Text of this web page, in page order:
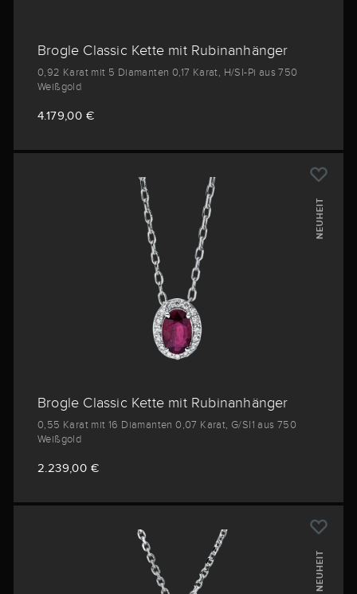
Brogle Classic Kette mit Rubinanhänger
0,92 Karat mit 5 Diamanten 0,17 Karat, H/SI-Pi aus 750
Weißgold
4.179,00 €
NEUHEIT
Brogle Classic Kette mit Rubinanhänger
0,55 Karat mit 16 Diamanten 0,07 Karat, G/SI1 aus 750
Weißgold
2.239,00 €
NEUHEIT